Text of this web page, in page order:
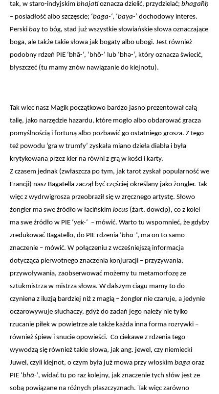
tak, w staro-indyjskim bhajati oznacza dzielić, przydzielać; bhagaḫḥ
– posiadłość albo szczęscie; ‘baga-‘, ‘baγa-‘ dochodowy interes.
Perski baɣ to bóg, stad już wszystkie słowiańskie słowa oznaczające
boga, ale także takie słowa jak bogaty albo ubogi. Jest również
podobny rdzeń PIE ‘bhā-‘, ‘bhō-‘ lub ‘bhə-‘, który oznacza świecić,
błyszczeć (tu mamy znów nawiązanie do klejnotu).
Tak wiec nasz Magik początkowo bardzo jasno prezentował całą
talię, jako narzędzie hazardu, które mogło albo obdarować gracza
pomyślnością i fortuną albo pozbawić go ostatniego grosza. Z tego
też powodu ‘gra w trumfy’ zyskała miano dzieła diabła i była
krytykowana przez kler na równi z grą w kości i karty.
Z czasem jednak (zwłaszcza po tym, jak tarot zyskał popularność we
Francji) nasz Bagatella zaczął być częściej określany jako żongler. Tak
więc z wydrwigrosza przeobraził się w zręcznego artystę. Słowo
żongler ma swe źródło w łacińskim iocus (żart, dowcip), co z kolei
ma swe źródło w PIE ‘yek-‘  – mówić. Warto tu wspomnieć, że gdyby
zredukować Bagatello, do PIE rdzenia ‘bhā-‘, ma on to samo
znaczenie – mówić. W połączeniu z wcześniejszą informacja
dotycząca pierwotnego znaczenia konjuracji – przyzywania,
przywoływania, zaobserwować możemy tu metamorfozę ze
sztukmistrza w mistrza słowa. W dalszym ciagu mamy to do
czyniena z iluzją bardziej niż z magią – żongler nie czaruje, a jedynie
oczarowywuje słuchaczy, gdyż do zadań jego należy nie tylko
rzucanie piłek w powietrze ale także każda inna forma rozrywki –
również śpiew i snucie opowieści.  Co ciekawe z rdzenia tego
wywodzą się również takie słowa, jak ang. jewel, czy niemiecki
Juwel, czyli klejnot, o czym była już mowa przy włoskim baga oraz
PIE ‘bhā-’, widać tu po raz kolejny, jak znaczenie tych słów jest ze
sobą powiązane na różnych płaszczyznach. Tak więc zarówno